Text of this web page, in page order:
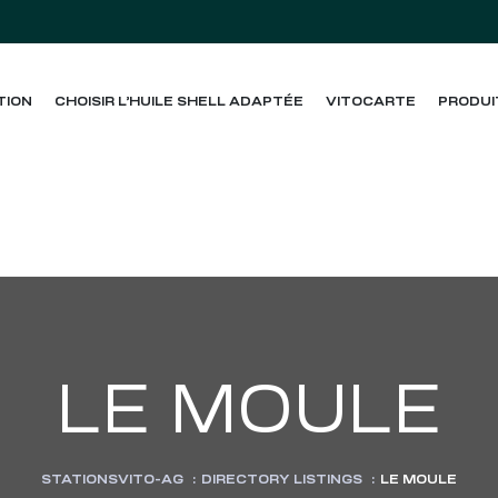
CHOISIR L’HUILE SHELL ADAPTÉE VITOCARTE
LE MOULE
STATIONSVITO-AG : DIRECTORY LISTINGS : LE MOULE